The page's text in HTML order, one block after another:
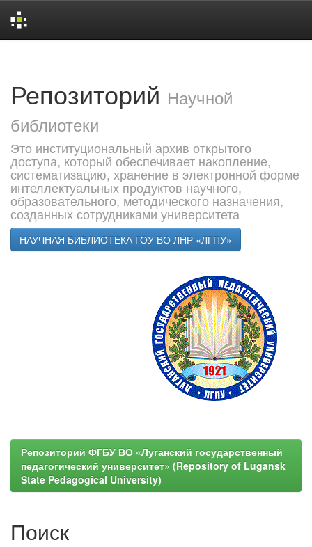
Репозиторий Научной
библиотеки
Это институциональный архив открытого
доступа, который обеспечивает накопление,
систематизацию, хранение в электронной форме
интеллектуальных продуктов научного,
образовательного, методического назначения,
созданных сотрудниками университета
НАУЧНАЯ БИБЛИОТЕКА ГОУ ВО ЛНР «ЛГПУ»
Репозиторий ФГБУ ВО «Луганский государственный
педагогический университет» (Repository of Lugansk
State Pedagogical University)
Поиск